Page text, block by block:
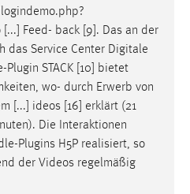
Feed- back [9]. Das an der
das Service Center Digitale
-Plugin STACK [10] bietet
wo- durch Erwerb von
[...] ideos [16] erklärt (21
Die Interaktionen
-Plugins H5P realisiert, so
der Videos regelmäßig
wird in diesem Cookie
ist.
Sprache der Website.